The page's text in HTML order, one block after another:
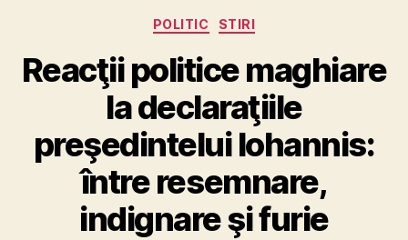
Categories
POLITIC STIRI
Reacţii politice maghiare
la declaraţiile
preşedintelui Iohannis:
între resemnare,
indignare şi furie